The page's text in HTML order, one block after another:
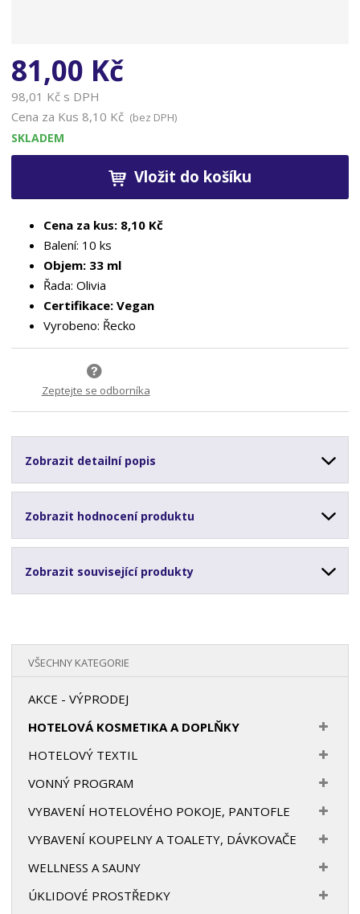
81,00 Kč
98,01 Kč s DPH
Cena za Kus 8,10 Kč (bez DPH)
SKLADEM
Vložit do košíku
Cena za kus: 8,10 Kč
Balení: 10 ks
Objem: 33 ml
Řada: Olivia
Certifikace: Vegan
Vyrobeno: Řecko
Zeptejte se odborníka
Zobrazit detailní popis
Zobrazit hodnocení produktu
Zobrazit související produkty
VŠECHNY KATEGORIE
AKCE - VÝPRODEJ
HOTELOVÁ KOSMETIKA A DOPLŇKY
HOTELOVÝ TEXTIL
VONNÝ PROGRAM
VYBAVENÍ HOTELOVÉHO POKOJE, PANTOFLE
VYBAVENÍ KOUPELNY A TOALETY, DÁVKOVAČE
WELLNESS A SAUNY
ÚKLIDOVÉ PROSTŘEDKY